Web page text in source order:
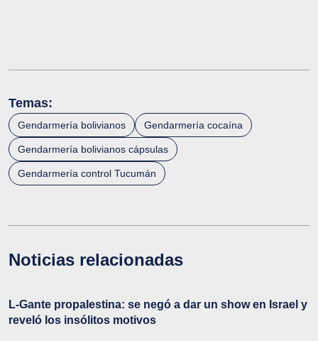
Temas:
Gendarmería bolivianos Gendarmería cocaína
Gendarmería bolivianos cápsulas
Gendarmería control Tucumán
Noticias relacionadas
L-Gante propalestina: se negó a dar un show en Israel y
reveló los insólitos motivos